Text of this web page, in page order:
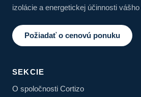
izolácie a energetickej účinnosti
Požiadať o cenovú ponuku
SEKCIE
O spoločnosti Cortizo